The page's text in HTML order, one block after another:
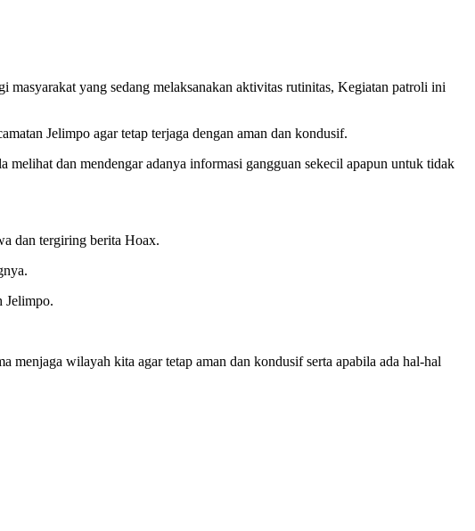
yang sedang melaksanakan aktivitas rutinitas, Kegiatan patroli ini
Jelimpo agar tetap terjaga dengan aman dan kondusif.
dan mendengar adanya informasi gangguan sekecil apapun untuk tidak
dan tergiring berita Hoax.
Jelimpo.
wilayah kita agar tetap aman dan kondusif serta apabila ada hal-hal